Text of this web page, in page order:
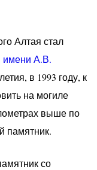
Алтая стал
имени А.В.
в 1993 году, к
на могиле
выше по
памятник.
со